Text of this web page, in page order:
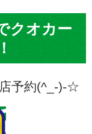
クオカー
予約(^_-)-☆